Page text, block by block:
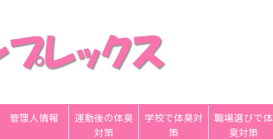
管理人情報
運動後の体臭
対策
学校で体臭対
策
職場選びで体
臭対策